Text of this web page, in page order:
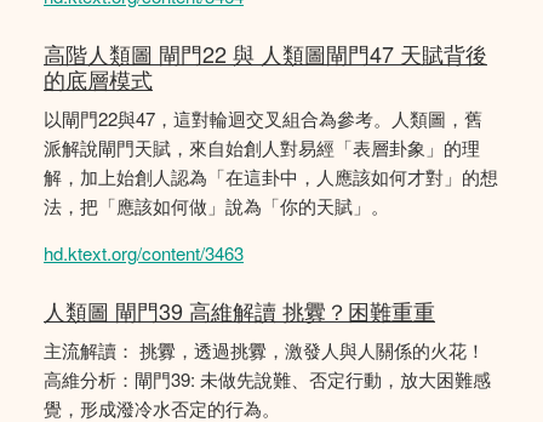
高階人類圖 閘門22 與 人類圖閘門47 天賦背後
的底層模式
以閘門22與47，這對輪迴交叉組合為參考。人類圖，舊
派解說閘門天賦，來自始創人對易經「表層卦象」的理
解，加上始創人認為「在這卦中，人應該如何才對」的想
法，把「應該如何做」說為「你的天賦」。
hd.ktext.org/content/3463
人類圖 閘門39 高維解讀 挑釁？困難重重
主流解讀： 挑釁，透過挑釁，激發人與人關係的火花！
高維分析：閘門39: 未做先說難、否定行動，放大困難感
覺，形成潑冷水否定的行為。